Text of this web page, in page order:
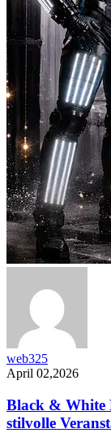
web325
April 02,2026
Black & White
stilvolle